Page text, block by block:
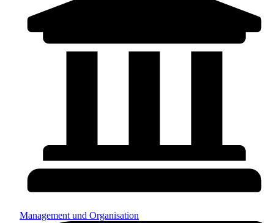
Management und Organisation